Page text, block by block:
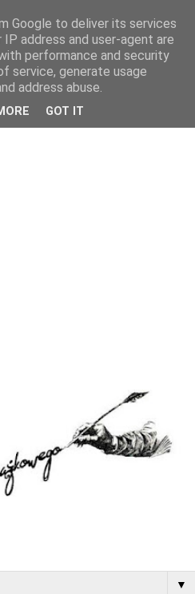
▼
Google to deliver its services
address and user-agent are
performance and security
service, generate usage
address abuse.
GOT IT